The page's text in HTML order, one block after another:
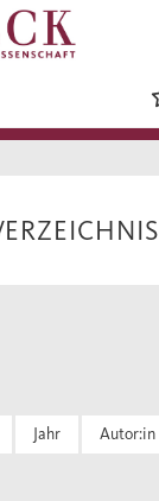
Jahr Autor:in